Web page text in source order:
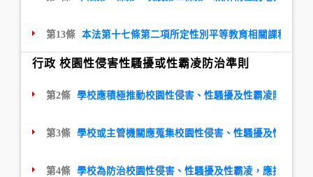
第13條 本法第十七條第二項所定性別平等教育相關課程，
行政 校園性侵害性騷擾或性霸凌防治準則
第2條 學校應積極推動校園性侵害、性騷擾及性霸凌防治教
第3條 學校或主管機關應蒐集校園性侵害、性騷擾及性霸凌
第4條 學校為防治校園性侵害、性騷擾及性霸凌，應採取下